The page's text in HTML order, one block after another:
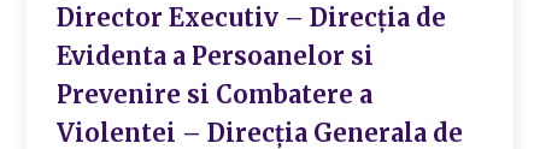
Director Executiv – Direcția de
Evidenta a Persoanelor si
Prevenire si Combatere a
Violentei – Direcția Generala de